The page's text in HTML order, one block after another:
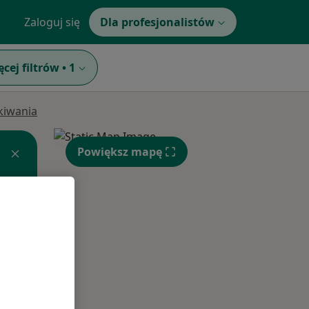
Zaloguj się Dla profesjonalistów
filtrów • 1
Powiększ mapę